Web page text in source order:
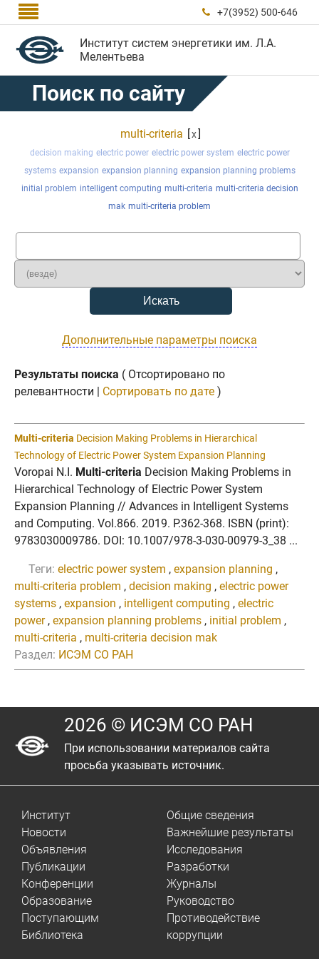
  +7(3952) 500-646
Институт систем энергетики им. Л.А.
Мелентьева
Поиск по сайту
multi-criteria [x]
decision making electric power electric power system electric power
systems expansion expansion planning expansion planning problems
initial problem intelligent computing multi-criteria multi-criteria decision
mak multi-criteria problem
Дополнительные параметры поиска
Результаты поиска ( Отсортировано по
релевантности | Сортировать по дате )
Multi-criteria Decision Making Problems in Hierarchical
Technology of Electric Power System Expansion Planning
Voropai N.I. Multi-criteria Decision Making Problems in
Hierarchical Technology of Electric Power System
Expansion Planning // Advances in Intelligent Systems
and Computing. Vol.866. 2019. P.362-368. ISBN (print):
9783030009786. DOI: 10.1007/978-3-030-00979-3_38 ...
Теги: electric power system , expansion planning ,
multi-criteria problem , decision making , electric power
systems , expansion , intelligent computing , electric
power, expansion planning problems , initial problem ,
multi-criteria , multi-criteria decision mak
Раздел: ИСЭМ СО РАН
2026 © ИСЭМ СО РАН
При использовании материалов сайта
просьба указывать источник.
Институт
Новости
Объявления
Публикации
Конференции
Образование
Поступающим
Библиотека
Общие сведения
Важнейшие результаты
Исследования
Разработки
Журналы
Руководство
Противодействие
коррупции